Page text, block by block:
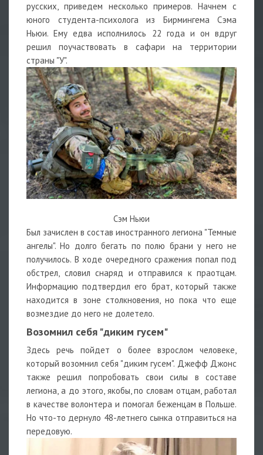
русских, приведем несколько примеров. Начнем с
юного студента-психолога из Бирмингема Сэма
Ньюи. Ему едва исполнилось 22 года и он вдруг
решил поучаствовать в сафари на территории
страны "У".
Сэм Ньюи
Был зачислен в состав иностранного легиона "Темные
ангелы". Но долго бегать по полю брани у него не
получилось. В ходе очередного сражения попал под
обстрел, словил снаряд и отправился к праотцам.
Информацию подтвердил его брат, который также
находится в зоне столкновения, но пока что еще
возмездие до него не долетело.
Возомнил себя "диким гусем"
Здесь речь пойдет о более взрослом человеке,
который возомнил себя "диким гусем". Джефф Джонс
также решил попробовать свои силы в составе
легиона, а до этого, якобы, по словам отцам, работал
в качестве волонтера и помогал беженцам в Польше.
Но что-то дернуло 48-летнего сынка отправиться на
передовую.